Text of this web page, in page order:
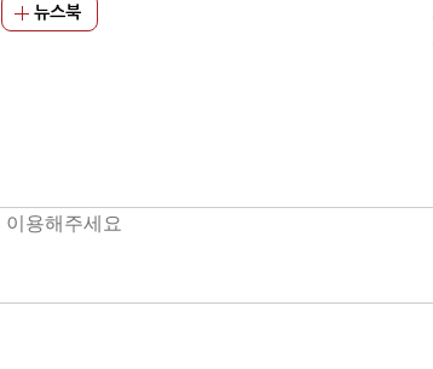
뉴스북